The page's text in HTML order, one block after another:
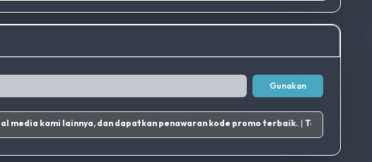
Gunakan
Ikuti Instagram dan sosial media kami lainnya, dan dapatkan penawaran kode promo terbaik. |